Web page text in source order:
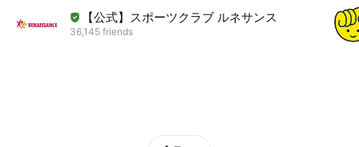
【公式】スポーツクラブ ルネサンス
36,145 friends